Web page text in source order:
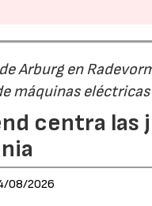
Arburg en
máquinas
centra
08/2026